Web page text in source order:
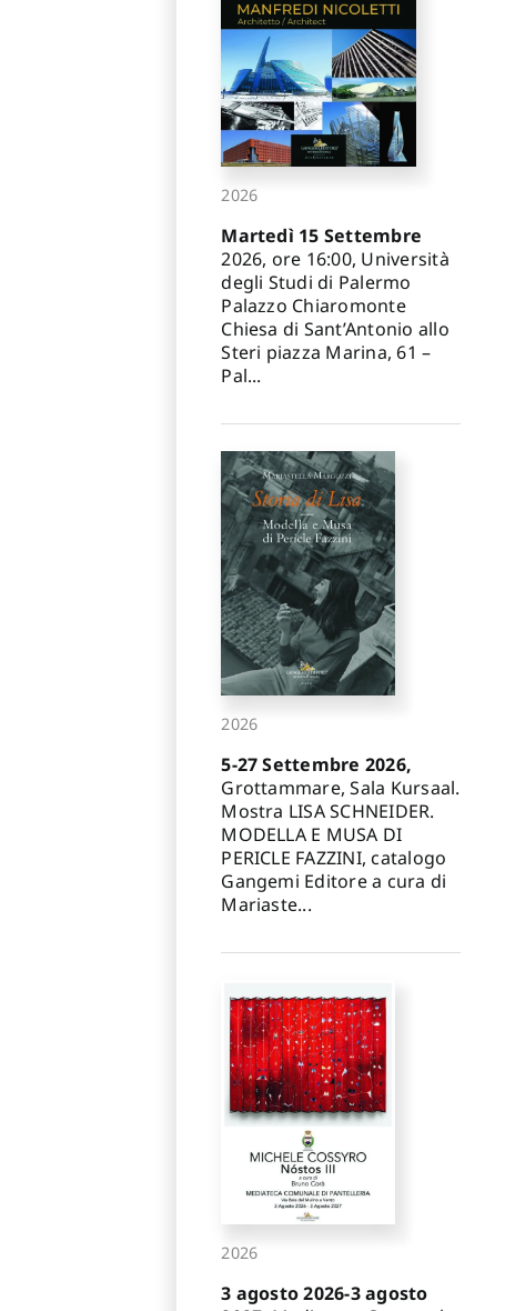
2026
Martedì 15 Settembre
2026, ore 16:00, Università
degli Studi di Palermo
Palazzo Chiaromonte
Chiesa di Sant’Antonio allo
Steri piazza Marina, 61 –
Pal...
2026
5-27 Settembre 2026,
Grottammare, Sala Kursaal.
Mostra LISA SCHNEIDER.
MODELLA E MUSA DI
PERICLE FAZZINI, catalogo
Gangemi Editore a cura di
Mariaste...
2026
3 agosto 2026-3 agosto